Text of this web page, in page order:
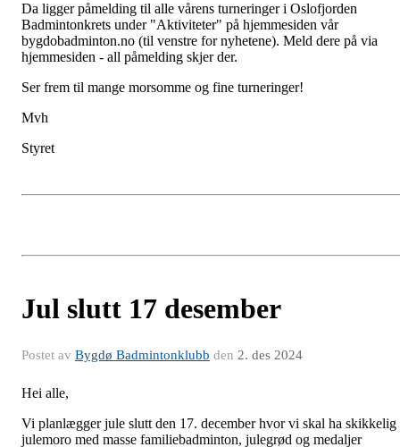
Da ligger påmelding til alle vårens turneringer i Oslofjorden
Badmintonkrets under "Aktiviteter" på hjemmesiden vår
bygdobadminton.no (til venstre for nyhetene). Meld dere på via
hjemmesiden - all påmelding skjer der.
Ser frem til mange morsomme og fine turneringer!
Mvh
Styret
Jul slutt 17 desember
Postet av Bygdø Badmintonklubb den 2. des 2024
Hei alle,
Vi planlæggerjule slutt den 17. december hvor vi skal ha skikkelig
julemoro med masse familiebadminton, julegrød og medaljer